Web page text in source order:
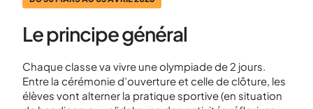
Le principe général
Chaque classe va vivre une olympiade de 2 jours.
Entre la cérémonie d’ouverture et celle de clôture, les
élèves vont alterner la pratique sportive (en situation